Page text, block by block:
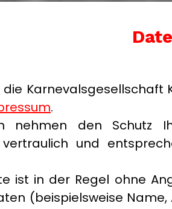
Karnevalsgesellschaft
.
nehmen den Schutz
und
ist in der Regel ohne
(beispielsweise